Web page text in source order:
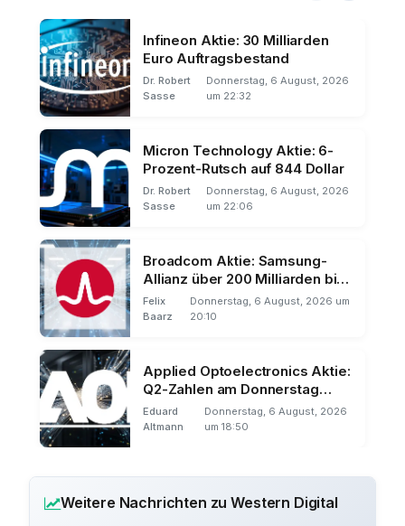
Infineon Aktie: 30 Milliarden
Euro Auftragsbestand
Dr. Robert
Sasse
Donnerstag, 6 August, 2026
um 22:32
Micron Technology Aktie: 6-
Prozent-Rutsch auf 844 Dollar
Dr. Robert
Sasse
Donnerstag, 6 August, 2026
um 22:06
Broadcom Aktie: Samsung-
Allianz über 200 Milliarden bis
2030
Felix
Baarz
Donnerstag, 6 August, 2026 um
20:10
Applied Optoelectronics Aktie:
Q2-Zahlen am Donnerstag
nach US-Börsenschluss
Eduard
Altmann
Donnerstag, 6 August, 2026
um 18:50
Weitere Nachrichten zu Western Digital